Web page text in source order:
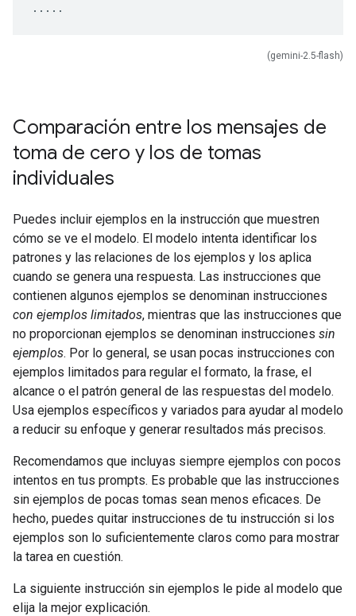
(gemini-2.5-flash)
Comparación entre los mensajes de
toma de cero y los de tomas
individuales
Puedes incluir ejemplos en la instrucción que muestren
cómo se ve el modelo. El modelo intenta identificar los
patrones y las relaciones de los ejemplos y los aplica
cuando se genera una respuesta. Las instrucciones que
contienen algunos ejemplos se denominan instrucciones
con ejemplos limitados, mientras que las instrucciones que
no proporcionan ejemplos se denominan instrucciones sin
ejemplos. Por lo general, se usan pocas instrucciones con
ejemplos limitados para regular el formato, la frase, el
alcance o el patrón general de las respuestas del modelo.
Usa ejemplos específicos y variados para ayudar al modelo
a reducir su enfoque y generar resultados más precisos.
Recomendamos que incluyas siempre ejemplos con pocos
intentos en tus prompts. Es probable que las instrucciones
sin ejemplos de pocas tomas sean menos eficaces. De
hecho, puedes quitar instrucciones de tu instrucción si los
ejemplos son lo suficientemente claros como para mostrar
la tarea en cuestión.
La siguiente instrucción sin ejemplos le pide al modelo que
elija la mejor explicación.